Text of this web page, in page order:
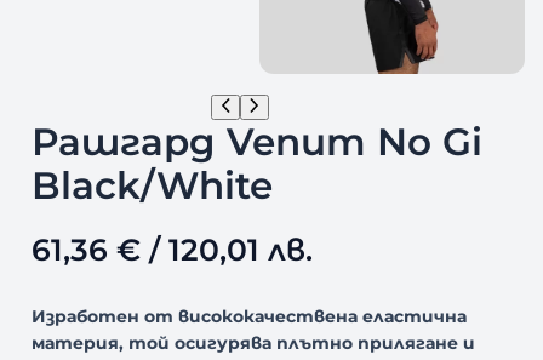
Рашгард Venum No Gi
Black/White
61,36 €/ 120,01 лв.
Изработен от висококачествена еластична
материя, той осигурява плътно прилягане и